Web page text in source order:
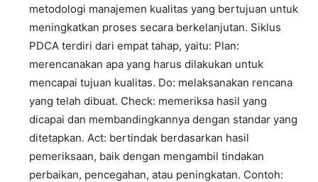
metodologi manajemen kualitas yang bertujuan untuk
meningkatkan proses secara berkelanjutan. Siklus
PDCA terdiri dari empat tahap, yaitu: Plan:
merencanakan apa yang harus dilakukan untuk
mencapai tujuan kualitas. Do: melaksanakan rencana
yang telah dibuat. Check: memeriksa hasil yang
dicapai dan membandingkannya dengan standar yang
ditetapkan. Act: bertindak berdasarkan hasil
pemeriksaan, baik dengan mengambil tindakan
perbaikan, pencegahan, atau peningkatan. Contoh: